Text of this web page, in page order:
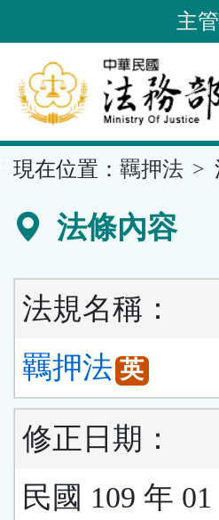
到
要
內
容
區
主
現在位置： 羈押法
法條內容
法規名稱：
羈押法 英
修正日期：
民國 109 年 01